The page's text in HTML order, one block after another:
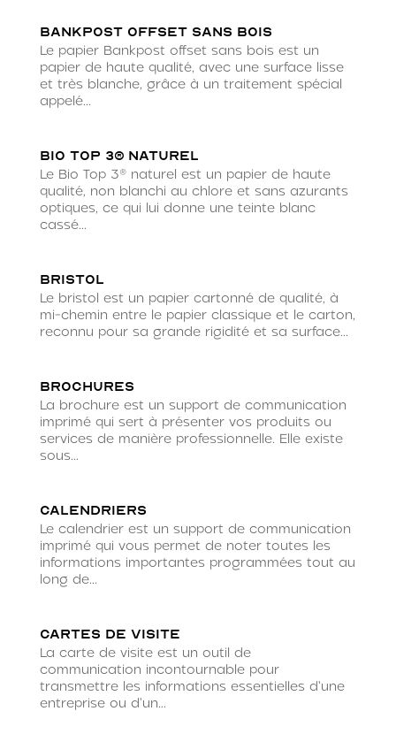
Bankpost offset sans bois
Le papier Bankpost offset sans bois est un
papier de haute qualité, avec une surface lisse
et très blanche, grâce à un traitement spécial
appelé...
Bio Top 3® naturel
Le Bio Top 3® naturel est un papier de haute
qualité, non blanchi au chlore et sans azurants
optiques, ce qui lui donne une teinte blanc
cassé...
Bristol
Le bristol est un papier cartonné de qualité, à
mi-chemin entre le papier classique et le carton,
reconnu pour sa grande rigidité et sa surface...
Brochures
La brochure est un support de communication
imprimé qui sert à présenter vos produits ou
services de manière professionnelle. Elle existe
sous...
Calendriers
Le calendrier est un support de communication
imprimé qui vous permet de noter toutes les
informations importantes programmées tout au
long de...
Cartes de visite
La carte de visite est un outil de
communication incontournable pour
transmettre les informations essentielles d'une
entreprise ou d'un...